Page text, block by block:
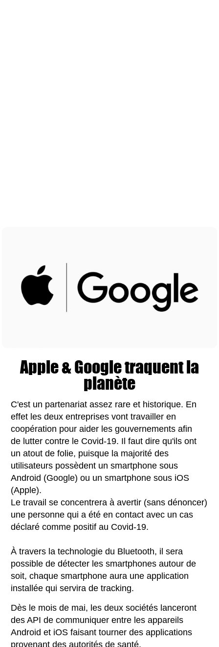
Apple & Google traquent la
planète
C'est un partenariat assez rare et historique. En
effet les deux entreprises vont travailler en
coopération pour aider les gouvernements afin
de lutter contre le Covid-19. Il faut dire qu'ils ont
un atout de folie, puisque la majorité des
utilisateurs possèdent un smartphone sous
Android (Google) ou un smartphone sous iOS
(Apple).
Le travail se concentrera à avertir (sans dénoncer)
une personne qui a été en contact avec un cas
déclaré comme positif au Covid-19.
À travers la technologie du Bluetooth, il sera
possible de détecter les smartphones autour de
soit, chaque smartphone aura une application
installée qui servira de tracking.
Dès le mois de mai, les deux sociétés lanceront
des API de communiquer entre les appareils
Android et iOS faisant tourner des applications
provenant des autorités de santé.